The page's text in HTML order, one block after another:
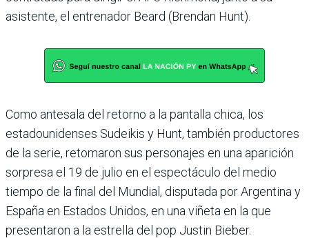
asistente, el entrenador Beard (Brendan Hunt).
Como antesala del retorno a la pantalla chica, los
estadounidenses Sudeikis y Hunt, también productores
de la serie, retomaron sus personajes en una aparición
sorpresa el 19 de julio en el espectáculo del medio
tiempo de la final del Mundial, disputada por Argentina y
España en Estados Unidos, en una viñeta en la que
presentaron a la estrella del pop Justin Bieber.